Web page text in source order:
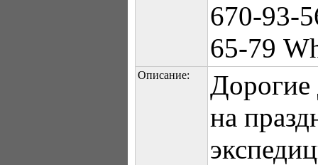
670-93-
65-79
Описание:
Дорогие
на